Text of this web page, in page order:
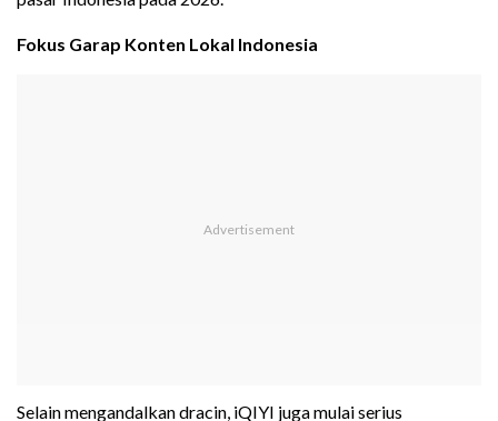
Fokus Garap Konten Lokal Indonesia
Selain mengandalkan dracin, iQIYI juga mulai serius